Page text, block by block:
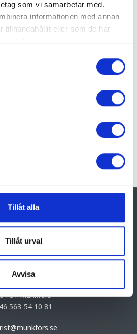
som vi samarbetar med.
informationen med annan
tillhandahållit eller som de har
deras tjänster.
Tillåt alla
Tillåt urval
Avvisa
visa hänsyn till varandra för
Låna gratis på
öppettider här.
turistinformation
31 Munkfors
563-54 10 81